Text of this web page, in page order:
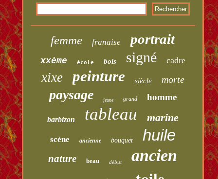
femme franaise portrait
xxème école bois signé cadre
xixe peinture siècle morte
paysage jeune grand homme
barbizon tableau marine
scène ancienne bouquet huile
nature beau début ancien